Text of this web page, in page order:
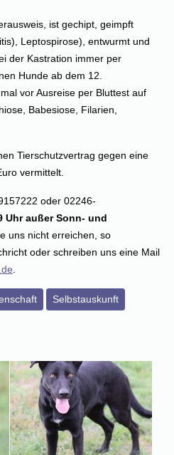
ist gechipt, geimpft
Leptospirose), entwurmt und
der Kastration immer per
Hunde ab dem 12.
vor Ausreise per Bluttest auf
Babesiose, Filarien,
Tierschutzvertrag gegen eine
vermittelt.
oder 02246-
Uhr außer Sonn- und
uns nicht erreichen, so
oder schreiben uns eine Mail
Selbstauskunft